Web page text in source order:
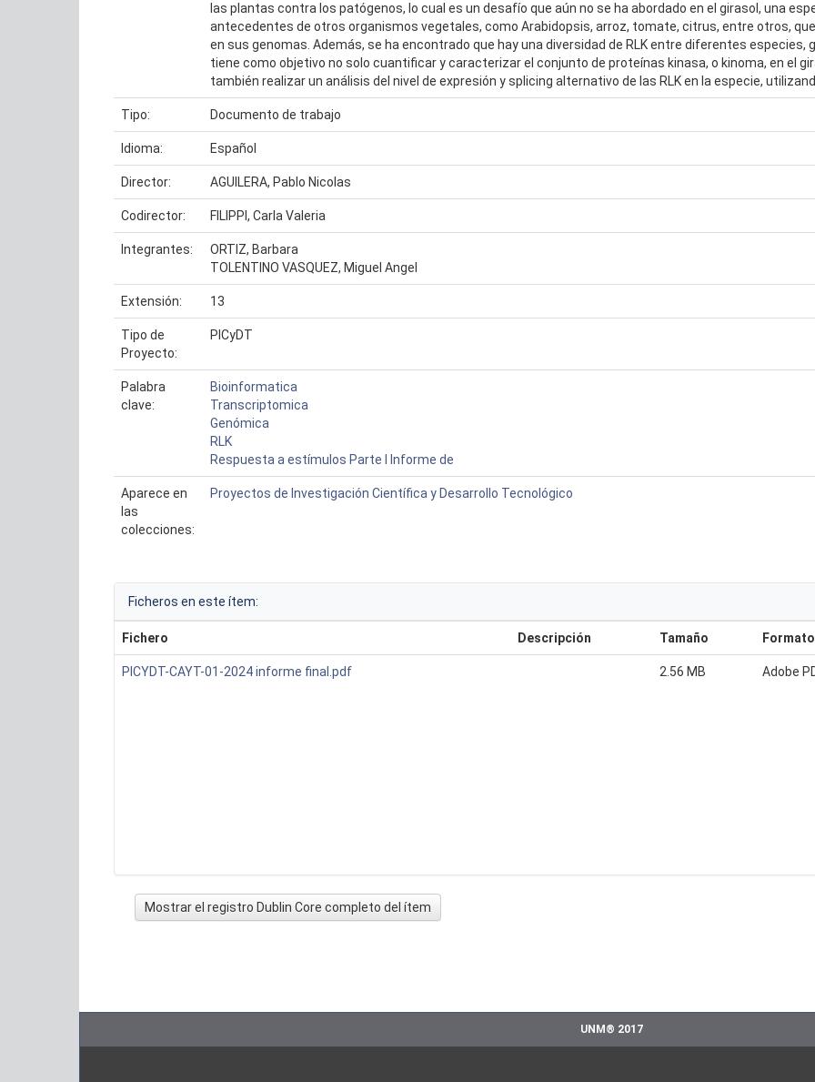
las plantas contra los patógenos, lo cual es un desafío que aún no se ha abordado en el girasol, una
antecedentes de otros organismos vegetales, como Arabidopsis, arroz, tomate, citrus, entre otros,
en sus genomas. Además, se ha encontrado que hay una diversidad de RLK entre diferentes
tiene como objetivo no solo cuantificar y caracterizar el conjunto de proteínas kinasa, o kinoma, en el
también realizar un análisis del nivel de expresión y splicing alternativo de las RLK en la especie,
Tipo: Documento de trabajo
Idioma: Español
Director: AGUILERA, Pablo Nicolas
Codirector: FILIPPI, Carla Valeria
Integrantes:
ORTIZ, Barbara
TOLENTINO VASQUEZ, Miguel Angel
Extensión: 13
Tipo de
Proyecto:
PICyDT
Palabra
clave:
Bioinformatica
Transcriptomica
Genómica
RLK
Respuesta a estímulos Parte I Informe de
Aparece en
las
colecciones:
Proyectos de Investigación Científica y Desarrollo Tecnológico
Ficheros en este ítem:
Fichero Descripción Tamaño Formato
PICYDT-CAYT-01-2024 informe final.pdf 2.56 MB Adobe
Mostrar el registro Dublin Core completo del ítem
UNM® 2017